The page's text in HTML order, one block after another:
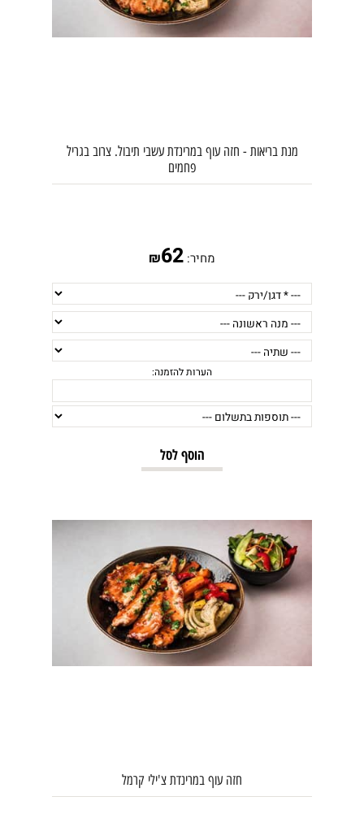
מנת בריאות - חזה עוף במרינדת עשבי תיבול. צרוב בגריל
פחמים
מחיר: ₪62
הוסף לסל
חזה עוף במרינדת צ'ילי קרמל